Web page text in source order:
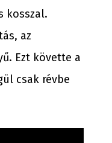
kosszal.
az
Ezt követte a
csak révbe